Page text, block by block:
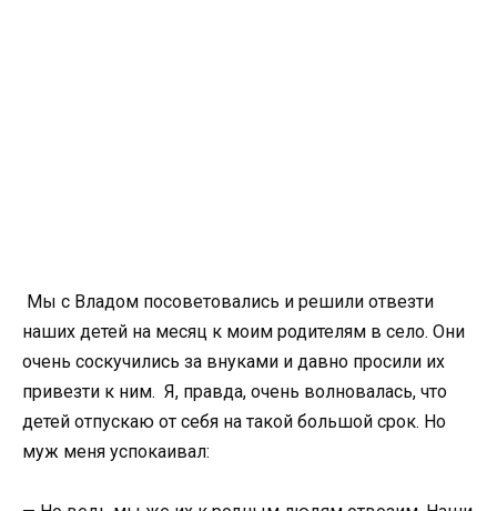
Мы с Владом посоветовались и решили отвезти
наших детей на месяц к моим родителям в село. Они
очень соскучились за внуками и давно просили их
привезти к ним. Я, правда, очень волновалась, что
детей отпускаю от себя на такой большой срок. Но
муж меня успокаивал: